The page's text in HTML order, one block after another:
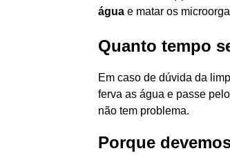
água e matar os
Quanto tempo
Em caso de dúvida da
ferva as água e passe
não tem problema.
Porque